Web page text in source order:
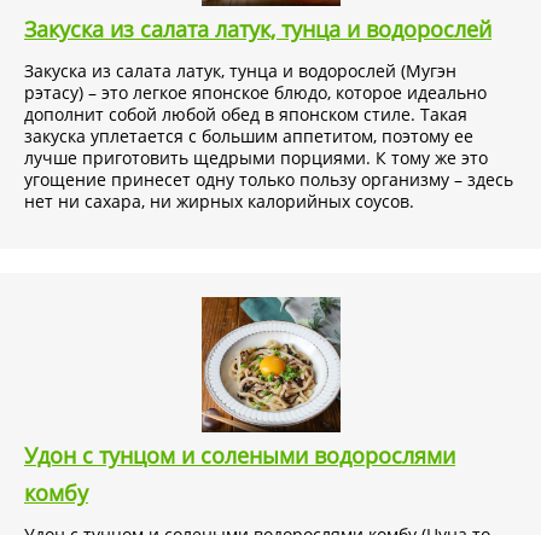
Закуска из салата латук, тунца и водорослей
Закуска из салата латук, тунца и водорослей (Мугэн
рэтасу) – это легкое японское блюдо, которое идеально
дополнит собой любой обед в японском стиле. Такая
закуска уплетается с большим аппетитом, поэтому ее
лучше приготовить щедрыми порциями. К тому же это
угощение принесет одну только пользу организму – здесь
нет ни сахара, ни жирных калорийных соусов.
Удон с тунцом и солеными водорослями
комбу